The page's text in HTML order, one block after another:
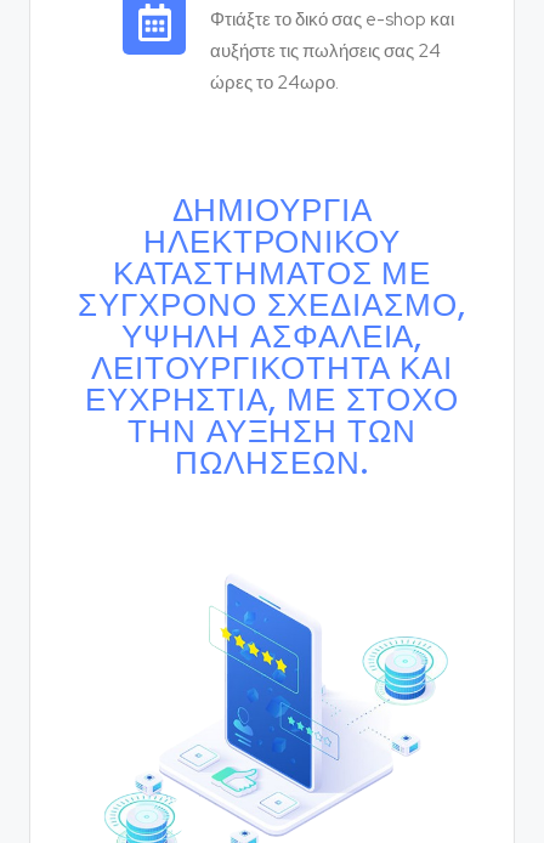
Φτιάξτε το δικό σας e-shop και
αυξήστε τις πωλήσεις σας 24
ώρες το 24ωρο.
ΔΗΜΙΟΥΡΓΊΑ
ΗΛΕΚΤΡΟΝΙΚΟΎ
ΚΑΤΑΣΤΉΜΑΤΟΣ ΜΕ
ΣΎΓΧΡΟΝΟ ΣΧΕΔΙΑΣΜΌ,
ΥΨΗΛΉ ΑΣΦΆΛΕΙΑ,
ΛΕΙΤΟΥΡΓΙΚΌΤΗΤΑ ΚΑΙ
ΕΥΧΡΗΣΤΊΑ, ΜΕ ΣΤΌΧΟ
ΤΗΝ ΑΎΞΗΣΗ ΤΩΝ
ΠΩΛΉΣΕΩΝ.